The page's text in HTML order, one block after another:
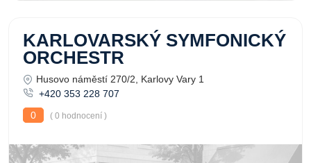
KARLOVARSKÝ SYMFONICKÝ
ORCHESTR
Husovo náměstí 270/2, Karlovy Vary 1
+420 353 228 707
0
( 0 hodnocení )